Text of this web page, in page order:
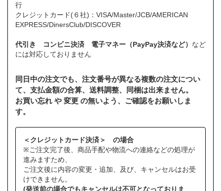
行
クレジットカード(６社)：VISA/Master/JCB/AMERICAN
EXPRESS/DinersClub/DISCOVER
代引き コンビニ決済 電子マネー（PayPay決済など） など
には対応しておりません
同日中の注文でも、注文番号が異なる複数の注文につい
て、支払金額の合算、送料調整、同梱は出来ません。
お買い忘れ や 変更 の無いよう、ご確認をお願いしま
す。
＜クレジットカード決済＞ の場合
※ご注文完了後、商品手配や物流への連絡などの処理が
進みますため、
ご注文後に内容の変更・追加、及び、キャンセルはお受
けできません。
(発送前の場合でもキャンセルは不可となっておりま